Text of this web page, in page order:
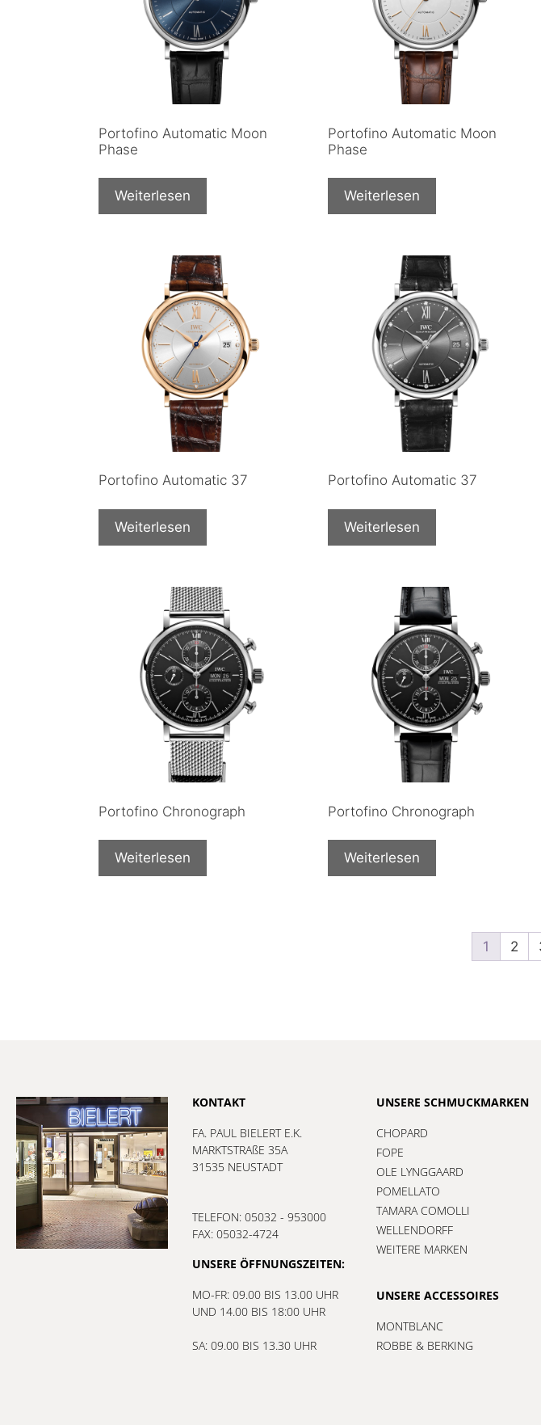
Portofino Automatic Moon
Phase
Weiterlesen
Portofino Automatic Moon
Phase
Weiterlesen
Portofino Automatic 37
Weiterlesen
Portofino Automatic 37
Weiterlesen
Portofino Chronograph
Weiterlesen
Portofino Chronograph
Weiterlesen
1 2
KONTAKT
FA. PAUL BIELERT E.K.
MARKTSTRAßE 35A
31535 NEUSTADT
TELEFON: 05032 - 953000
FAX: 05032-4724
UNSERE ÖFFNUNGSZEITEN:
MO-FR: 09.00 BIS 13.00 UHR
UND 14.00 BIS 18:00 UHR
SA: 09.00 BIS 13.30 UHR
UNSERE SCHMUCKMARKEN
CHOPARD
FOPE
OLE LYNGGAARD
POMELLATO
TAMARA COMOLLI
WELLENDORFF
WEITERE MARKEN
UNSERE ACCESSOIRES
MONTBLANC
ROBBE & BERKING